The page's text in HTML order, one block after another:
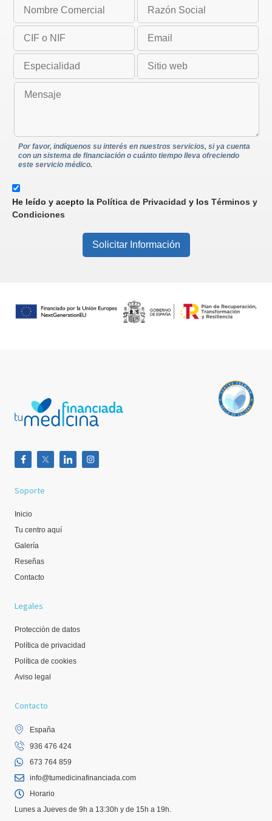
Por favor, indíquenos su interés en nuestros servicios, si ya cuenta
con un sistema de financiación o cuánto tiempo lleva ofreciendo
este servicio médico.
He leído y acepto la Política de Privacidad y los Términos y
Condiciones
Solicitar Información
Soporte
Inicio
Tu centro aquí
Galería
Reseñas
Contacto
Legales
Protección de datos
Política de privacidad
Política de cookies
Aviso legal
Contacto
España
936 476 424
673 764 859
info@tumedicinafinanciada.com
Horario
Lunes a Jueves de 9h a 13:30h y de 15h a 19h.